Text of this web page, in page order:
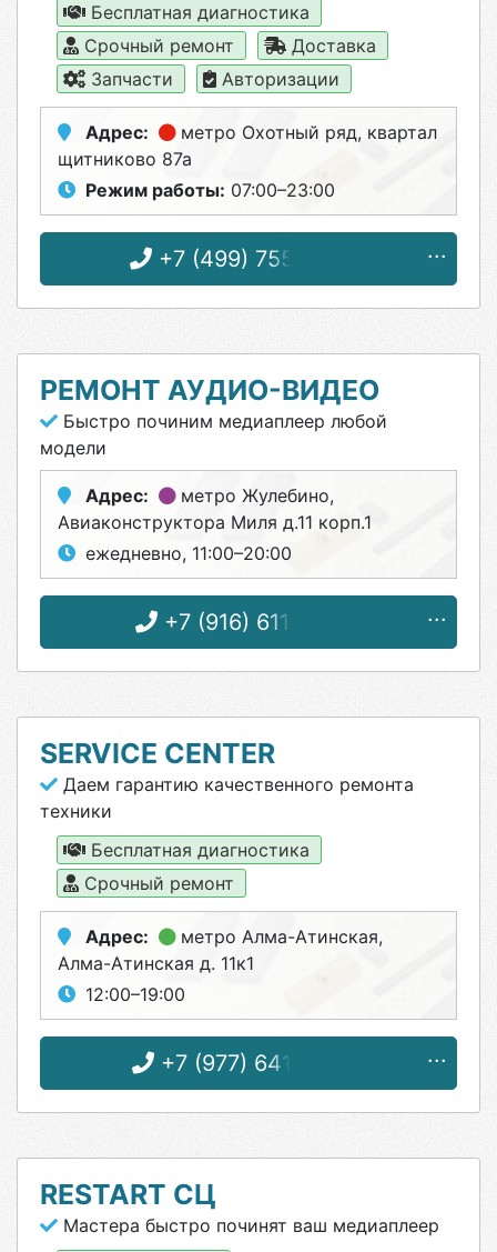
Бесплатная диагностика
Срочный ремонт
Доставка
Запчасти
Авторизации
Адрес: метро Охотный ряд, квартал
щитниково 87а
Режим работы: 07:00–23:00
+7 (499) 755-64-86
РЕМОНТ АУДИО-ВИДЕО
Быстро починим медиаплеер любой
модели
Адрес: метро Жулебино,
Авиаконструктора Миля д.11 корп.1
ежедневно, 11:00–20:00
+7 (916) 611-59-66
SERVICE CENTER
Даем гарантию качественного ремонта
техники
Бесплатная диагностика
Срочный ремонт
Адрес: метро Алма-Атинская,
Алма-Атинская д. 11к1
12:00–19:00
+7 (977) 641-97-94
RESTART СЦ
Мастера быстро починят ваш медиаплеер